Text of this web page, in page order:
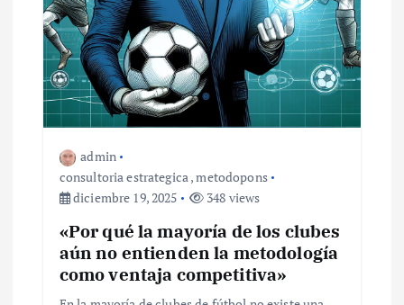
admin
consultoria estrategica,metodopons
diciembre 19, 2025
348 views
«Por qué la mayoría de los clubes
aún no entienden la metodología
como ventaja competitiva»